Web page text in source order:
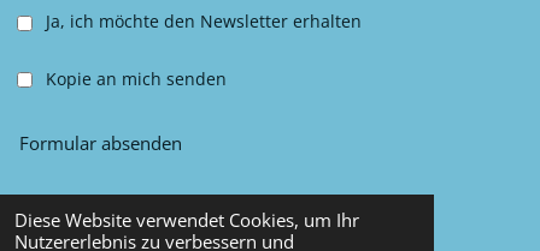
Diese Website verwendet Cookies, um Ihr
Nutzererlebnis zu verbessern und
Ja, ich möchte den Newsletter erhalten
Kopie an mich senden
Formular absenden
© 2025 Chancy Kleidung